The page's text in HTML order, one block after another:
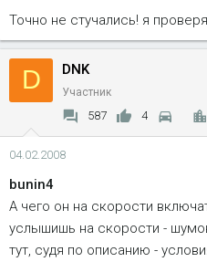
Точно не стучались! я
D DNK
Участник
587 4
04.02.2008
bunin4
А чего он на скорости
услышишь на скорости -
тут, судя по описанию -